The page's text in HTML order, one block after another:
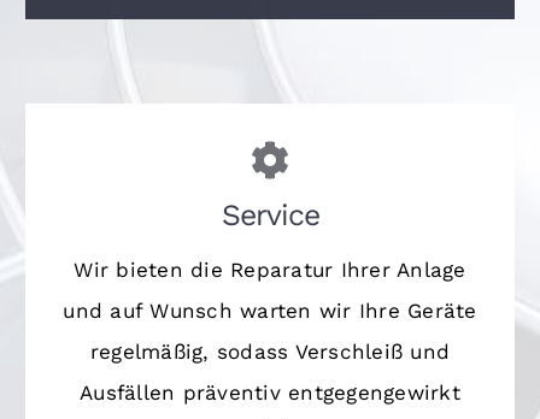
Service
Wir bieten die Reparatur Ihrer Anlage
und auf Wunsch warten wir Ihre Geräte
regelmäßig, sodass Verschleiß und
Ausfällen präventiv entgegengewirkt